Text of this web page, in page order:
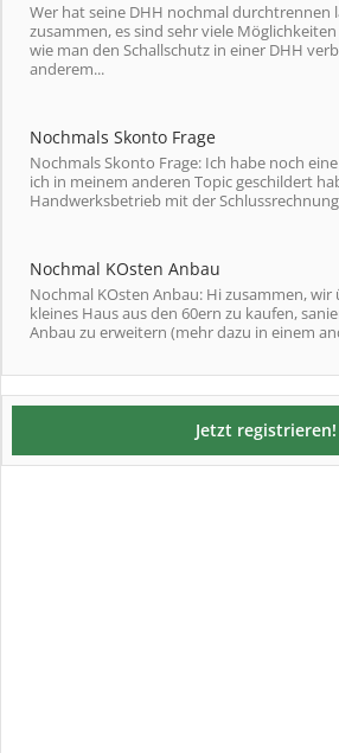
Wer hat seine DHH nochmal durchtrennen
zusammen, es sind sehr viele
wie man den Schallschutz in einer DHH
anderem...
Nochmals Skonto Frage
Nochmals Skonto Frage: Ich habe noch
ich in meinem anderen Topic geschildert
Handwerksbetrieb mit der
Nochmal KOsten Anbau
Nochmal KOsten Anbau: Hi zusammen, wir
kleines Haus aus den 60ern zu kaufen,
Anbau zu erweitern (mehr dazu in einem
Jetzt registrieren!